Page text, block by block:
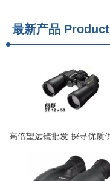
最新产品 Product